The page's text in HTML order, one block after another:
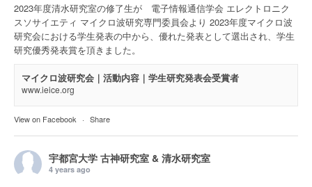
2023年度清水研究室の修了生が 電子情報通信学会 エレクトロニク
スソサイエティ マイクロ波研究専門委員会より 2023年度マイクロ波
研究会における学生発表の中から、優れた発表として選出され、学生
研究優秀発表賞を頂きました。
マイクロ波研究会｜活動内容｜学生研究発表会受賞者
www.ieice.org
View on Facebook · Share
宇都宮大学 古神研究室 & 清水研究室
4 years ago